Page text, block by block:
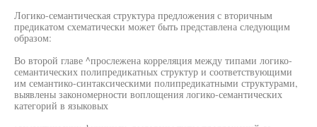
Логико-семантическая структура предложения с вторичным
предикатом схематически может быть представлена следующим
образом:
Во второй главе ^прослежена корреляция между типами логико-
семантических полипредикатных структур и соответствующими
им семантико-синтаксическими полипредикатными структурами,
выявлены закономерности воплощения логико-семантических
категорий в языковых